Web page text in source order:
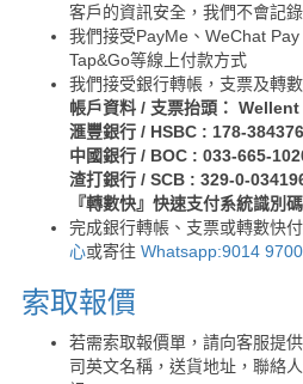
客戶的資訊安全，我們不會記
我們接受PayMe、WeChat Pay
Tap&Go等線上付款方式
我們接受銀行轉帳，支票及轉數
帳戶資料 / 支票抬頭：
滙豐銀行 / HSBC : 178-
中國銀行 / BOC : 033-665-
渣打銀行 / SCB : 329-0-
『轉數快』快速支付系統識別
完成銀行轉帳、支票或轉數快
心或寄往 Whatsapp:9014 9700
索取報價
若需索取報價單，請向客服提
司英文名稱，送貨地址，聯絡